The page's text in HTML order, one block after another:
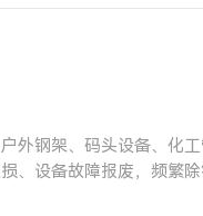
外钢架、码头设备、化
设备故障报废，频繁